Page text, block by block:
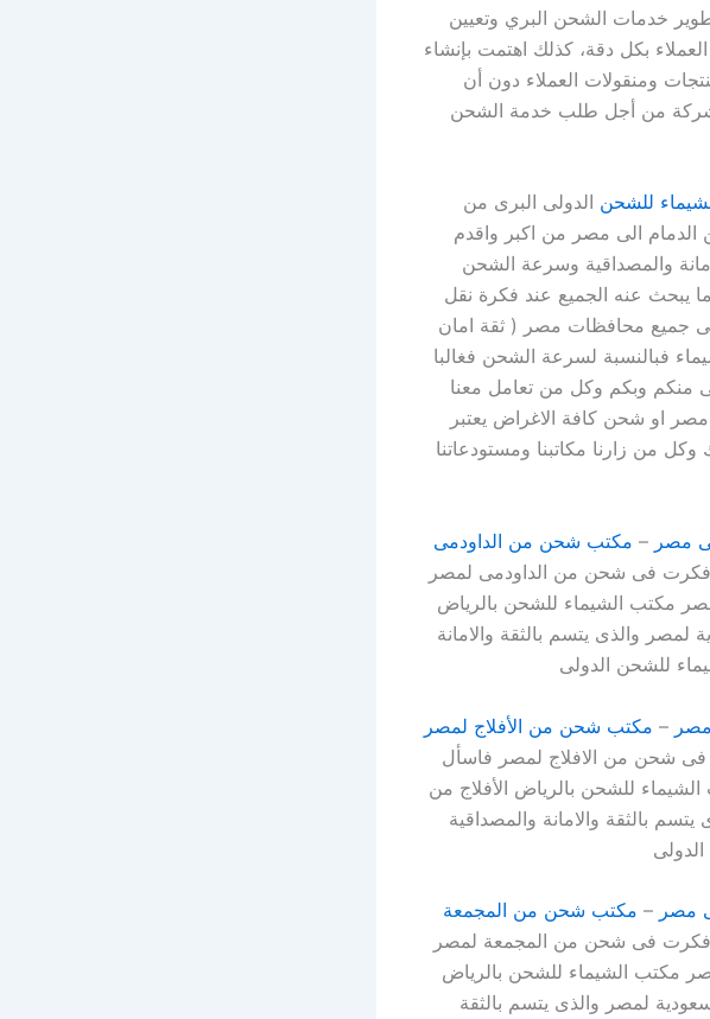
خدمات الشحن البري وتعيين
بكل دقة، كذلك اهتمت بإنشاء
ومنقولات العملاء دون أن
من أجل طلب خدمة الشحن
للشحن الدولى البرى من
الى مصر من اكبر واقدم
والمصداقية وسرعة الشحن
يبحث عنه الجميع عند فكرة نقل
جميع محافظات مصر ( ثقة امان
فبالنسبة لسرعة الشحن فغالبا
هى منكم وبكم وكل من تعامل معنا
مصر او شحن كافة الاغراض يعتبر
وكل من زارنا مكاتبنا ومستودعاتنا
مصر – مكتب شحن من الداودمى
فى شحن من الداودمى لمصر
مكتب الشيماء للشحن بالرياض
والذى يتسم بالثقة والامانة
للشحن الدولى
– مكتب شحن من الأفلاج لمصر
شحن من الافلاج لمصر فاسأل
للشحن بالرياض الأفلاج من
بالثقة والامانة والمصداقية
مصر – مكتب شحن من المجمعة
فى شحن من المجمعة لمصر
مكتب الشيماء للشحن بالرياض
لمصر والذى يتسم بالثقة